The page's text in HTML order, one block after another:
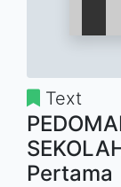
Text
Pertama